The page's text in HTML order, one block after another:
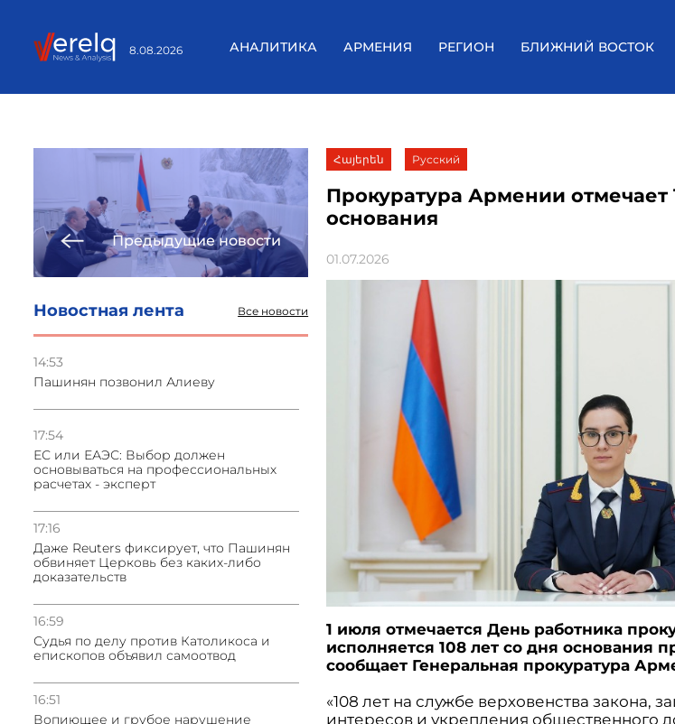
8.08.2026 АНАЛИТИКА АРМЕНИЯ РЕГИОН БЛИЖНИЙ ВОСТОК
Предыдущие новости
Новостная лента Все новости
14:53
Пашинян позвонил Алиеву
17:54
ЕС или ЕАЭС: Выбор должен
основываться на профессиональных
расчетах - эксперт
17:16
Даже Reuters фиксирует, что Пашинян
обвиняет Церковь без каких-либо
доказательств
16:59
Судья по делу против Католикоса и
епископов объявил самоотвод
16:51
Вопиющее и грубое нарушение
Հայերեն Русский
Прокуратура Армении отмечает
основания
01.07.2026
1 июля отмечается День работника
исполняется 108 лет со дня основания
сообщает Генеральная прокуратура
«108 лет на службе верховенства закона,
интересов и укрепления общественного